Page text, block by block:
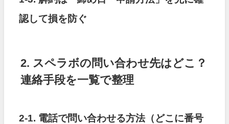
認して損を防ぐ
2. スペラボの問い合わせ先はどこ？
連絡手段を一覧で整理
2-1. 電話で問い合わせる方法（どこに番号